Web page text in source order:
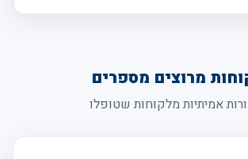
מרוצים מספרים
אמיתיות מלקוחות שטופלו